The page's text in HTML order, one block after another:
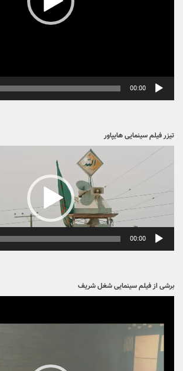
00:00
تیزر فیلم سینمایی هایپاور
نمایشگر
ویدیو
00:00
برشی از فیلم سینمایی شغل شریف